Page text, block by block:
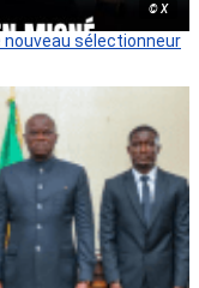
© X
nouveau sélectionneur